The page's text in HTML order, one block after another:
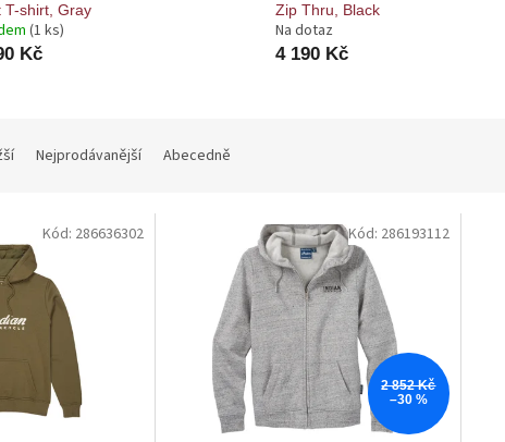
T-shirt, Gray
(1 ks)
Kč
Zip Thru, Black
Na dotaz
4 190 Kč
Nejprodávanější Abecedně
Kód: 286636302
2 852 Kč
–30 %
Kód: 286193112